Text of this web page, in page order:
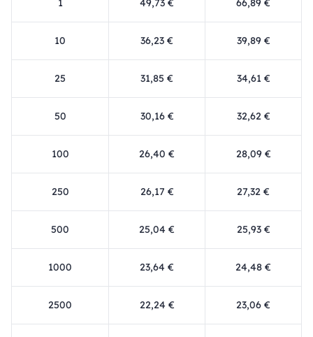
1 49,73 € 66,89 €
10 36,23 € 39,89 €
25 31,85 € 34,61 €
50 30,16 € 32,62 €
100 26,40 € 28,09 €
250 26,17 € 27,32 €
500 25,04 € 25,93 €
1000 23,64 € 24,48 €
2500 22,24 € 23,06 €